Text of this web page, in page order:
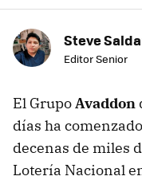
Steve
Editor Senior
El GrupoAvaddon
días ha
decenas de miles
Lotería Nacional